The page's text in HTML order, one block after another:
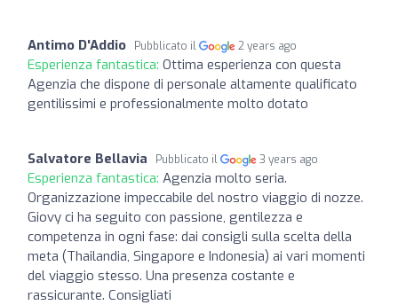
Antimo D'Addio Pubblicato il 2 years ago
Esperienza fantastica: Ottima esperienza con questa
Agenzia che dispone di personale altamente qualificato
gentilissimi e professionalmente molto dotato
Salvatore Bellavia Pubblicato il 3 years ago
Esperienza fantastica: Agenzia molto seria.
Organizzazione impeccabile del nostro viaggio di nozze.
Giovy ci ha seguito con passione, gentilezza e
competenza in ogni fase: dai consigli sulla scelta della
meta (Thailandia, Singapore e Indonesia) ai vari momenti
del viaggio stesso. Una presenza costante e
rassicurante. Consigliati